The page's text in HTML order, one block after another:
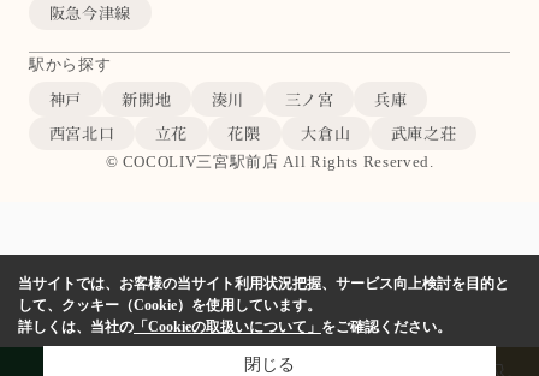
阪急今津線
駅から探す
神戸 新開地 湊川 三ノ宮
兵庫
西宮北口
立花 花隈 大倉山 武庫之荘
© COCOLIV三宮駅前店 All Rights Reserved.
当サイトでは、お客様の当サイト利用状況把握、サービス向上検討を目的と
して、クッキー（Cookie）を使用しています。
詳しくは、当社の 「Cookieの取扱いについて」 をご確認ください。
閉じる